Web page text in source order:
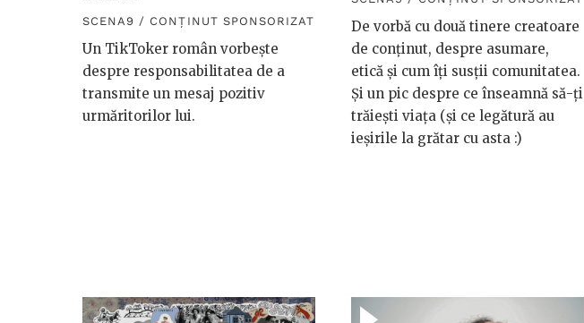
SCENA9 / CONȚINUT SPONSORIZAT
Un TikToker român vorbește
despre responsabilitatea de a
transmite un mesaj pozitiv
urmăritorilor lui.
De vorbă cu două tinere creatoare
de conținut, despre asumare,
etică și cum îți susții comunitatea.
Și un pic despre ce înseamnă să-ți
trăiești viața (și ce legătură au
ieșirile la grătar cu asta :)